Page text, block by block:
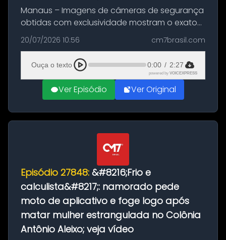
Manaus – Imagens de câmeras de segurança
obtidas com exclusividade mostram o exato
momento da fuga do principal suspeito da
morte de Larissa Araújo, de 28 anos. O crime
ocorreu na noite deste último d...
20/07/2026 10:56 cm7brasil.com
Ouça o texto 0:00 / 2:27
powered by VOICEXPRESS
Ver Episódio Ver Original
Episódio 27848: &#8216;Frio e
calculista&#8217;: namorado pede
moto de aplicativo e foge logo após
matar mulher estrangulada no Colônia
Antônio Aleixo; veja vídeo